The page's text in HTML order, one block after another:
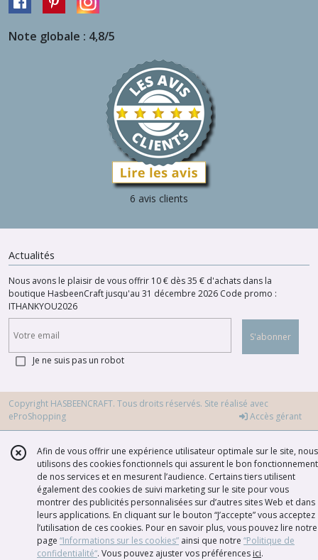
Note globale : 4,8/5
6 avis clients
Actualités
Nous avons le plaisir de vous offrir 10 € dès 35 € d'achats dans la
boutique HasbeenCraft jusqu'au 31 décembre 2026 Code promo :
ITHANKYOU2026
S'abonner
Je ne suis pas un robot
Copyright HASBEENCRAFT. Tous droits réservés. Site réalisé avec
eProShopping
Accès gérant
Afin de vous offrir une expérience utilisateur optimale sur le site, nous
utilisons des cookies fonctionnels qui assurent le bon fonctionnement
de nos services et en mesurent l’audience. Certains tiers utilisent
également des cookies de suivi marketing sur le site pour vous
montrer des publicités personnalisées sur d’autres sites Web et dans
leurs applications. En cliquant sur le bouton “J’accepte” vous acceptez
l’utilisation de ces cookies. Pour en savoir plus, vous pouvez lire notre
page “Informations sur les cookies” ainsi que notre “Politique de
confidentialité“. Vous pouvez ajuster vos préférences ici.